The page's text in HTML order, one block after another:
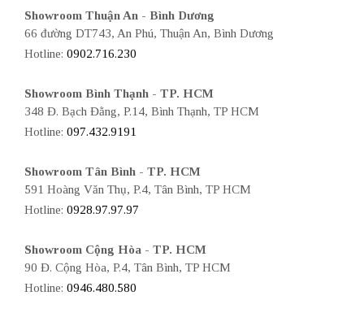
Showroom Thuận An - Bình Dương
66 đường DT743, An Phú, Thuận An, Bình Dương
Hotline: 0902.716.230
Showroom Bình Thạnh - TP. HCM
348 Đ. Bạch Đằng, P.14, Bình Thạnh, TP HCM
Hotline: 097.432.9191
Showroom Tân Bình - TP. HCM
591 Hoàng Văn Thụ, P.4, Tân Bình, TP HCM
Hotline: 0928.97.97.97
Showroom Cộng Hòa - TP. HCM
90 Đ. Cộng Hòa, P.4, Tân Bình, TP HCM
Hotline: 0946.480.580